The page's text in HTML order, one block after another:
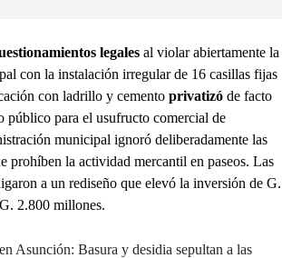
legales al violar abiertamente la
con la instalación irregular de 16 casillas fijas
con ladrillo y cemento privatizó de facto
público para el usufructo comercial de
municipal ignoró deliberadamente las
prohíben la actividad mercantil en paseos. Las
a un rediseño que elevó la inversión de G.
2.800 millones.
Asunción: Basura y desidia sepultan a las